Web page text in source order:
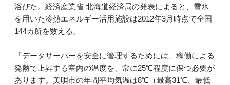
浴びた。経済産業省 北海道経済局の発表によると、雪氷
を用いた冷熱エネルギー活用施設は2012年3月時点で全国
144カ所を数える。
「データサーバーを安全に管理するためには、稼働による
発熱で上昇する室内の温度を、常に25℃程度に保つ必要が
あります。美唄市の年間平均気温は8℃（最高31℃、最低